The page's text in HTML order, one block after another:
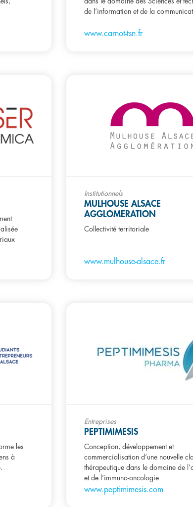
de l’information et de la
www.carnot-tsn.fr
Institutionnels
MULHOUSE ALSACE
AGGLOMERATION
Collectivité territoriale
www.mulhouse-alsace.fr
les
à
Entreprises
PEPTIMIMESIS
Conception, développement et
commercialisation d’une nouvelle
thérapeutique dans le domaine de
et de l’immuno-oncologie
www.peptimimesis.com